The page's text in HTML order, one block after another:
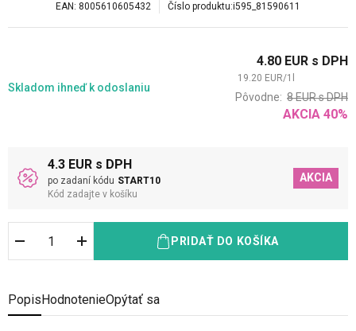
EAN: 8005610605432 Číslo produktu:i595_81590611
Skladom ihneď k odoslaniu
4.80 EUR s DPH
19.20 EUR/1
Pôvodne: 8EURs DPH
AKCIA 40%
4.3 EUR s DPH
po zadaní kódu START10
Kód zadajte v košíku
AKCIA
PRIDAŤ DO KOŠÍKA
Popis HodnotenieOpýtať sa